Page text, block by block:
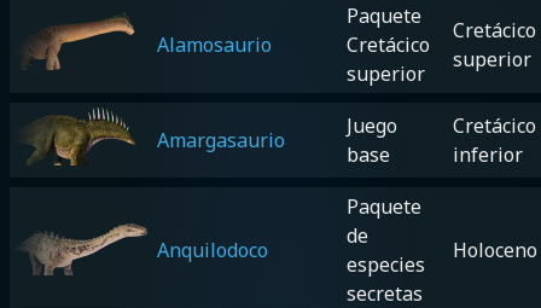
Alamosaurio
Paquete
Cretácico
superior
Cretácico
superior
Amargasaurio
Juego
base
Cretácico
inferior
Anquilodoco
Paquete
de
especies
secretas
Holoceno